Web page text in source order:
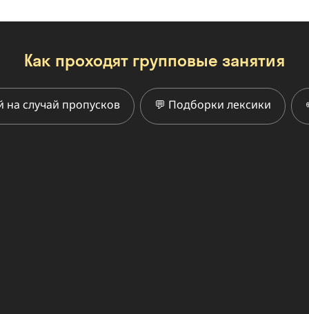
Как проходят групповые занятия
пропусков 💬 Подборки лексики ✏️